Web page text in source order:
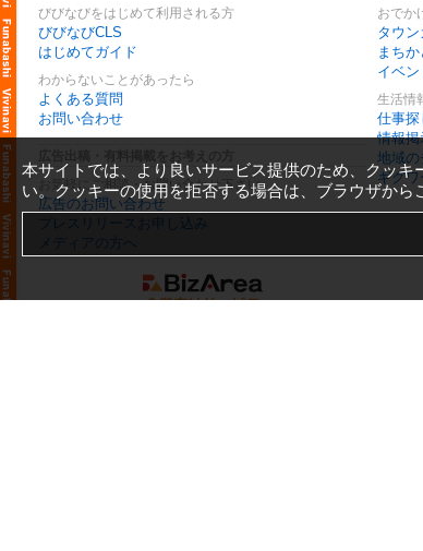
びびなびをはじめて利用される方
びびなびCLS
はじめてガイド
わからないことがあったら
よくある質問
お問い合わせ
お気軽にご相談・お問い合わせ下さい
広告のお問い合わせ
プレスリリースお申し込み
メディアの方へ
おでか
タウン
まち
イベン
生活情
仕事探
情報掲
地域の
ギグワ
本サイトでは、より良いサービス提供のため、クッキ
い。クッキーの使用を拒否する場合は、ブラウザから